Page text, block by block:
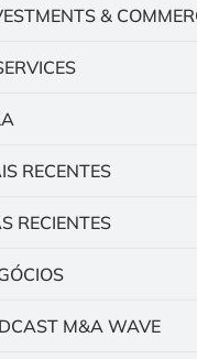
&
RECENTES
RECIENTES
M&A WAVE